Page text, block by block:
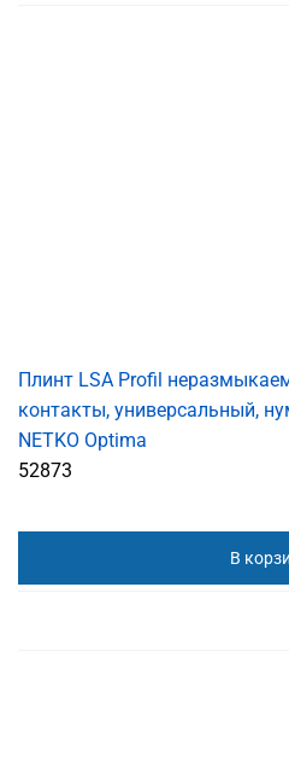
Плинт LSA Profil
контакты, универсальный,
NETKO Optima
52873
В